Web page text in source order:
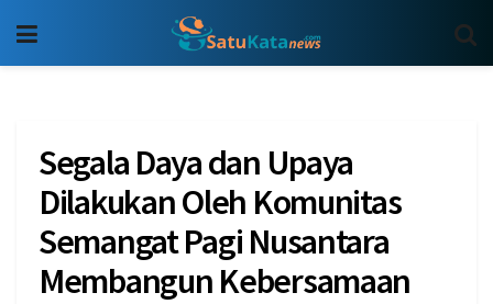
Segala Daya dan Upaya
Dilakukan Oleh Komunitas
Semangat Pagi Nusantara
Membangun Kebersamaan